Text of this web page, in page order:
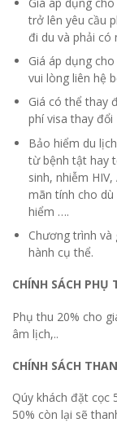
trở lên yêu cầu
đi du và phải có
Giá áp dụng
vui lòng liên hệ
Giá có thể thay
phí visa thay đổi
Bảo hiểm du
từ bệnh tật hay
sinh, nhiễm
mãn tính cho
hiểm ….
Chương trình
hành cụ thể.
CHÍNH SÁCH PHỤ
Phụ thu 20% cho
âm lịch,..
CHÍNH SÁCH
Qúy khách đặt cọc
50% còn lại sẽ